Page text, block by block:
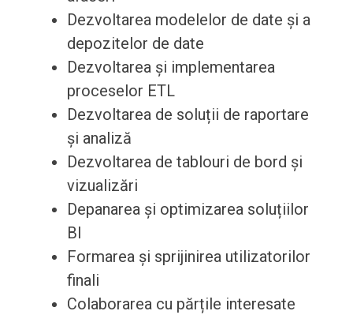
Dezvoltarea modelelor de date și a
depozitelor de date
Dezvoltarea și implementarea
proceselor ETL
Dezvoltarea de soluții de raportare
și analiză
Dezvoltarea de tablouri de bord și
vizualizări
Depanarea și optimizarea soluțiilor
BI
Formarea și sprijinirea utilizatorilor
finali
Colaborarea cu părțile interesate